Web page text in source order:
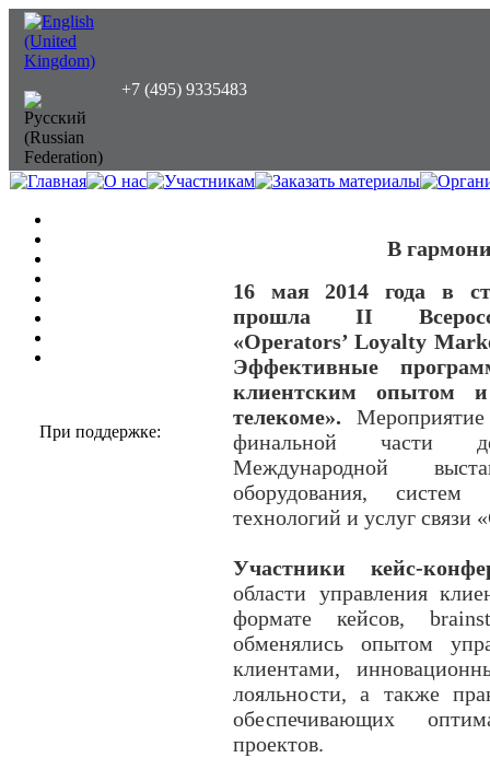
+7 (495) 9335483
При поддержке:
В
16 мая 2014 года в
прошла II
«Operators’ Loyalty
Эффективные
клиентским
телекоме».
финальной части
Международной
оборудования, систем
технологий и услуг связи
Участники кейс-
области управления
формате кейсов,
обменялись опытом
клиентами,
лояльности, а также
обеспечивающих
проектов.